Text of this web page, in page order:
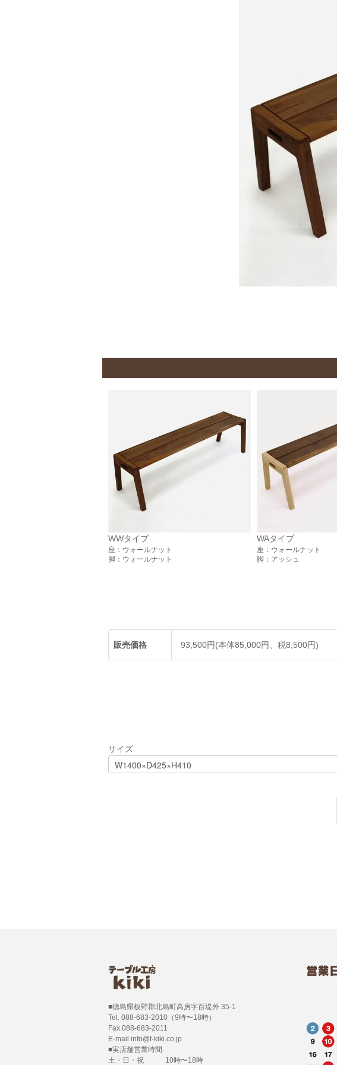
WWタイプ
座：ウォールナット
脚：ウォールナット
WAタイプ
座：ウォールナット
脚：アッシュ
販売価格 93,500円(本体85,000円、税8,500円)
サイズ
■徳島県板野郡北島町高房字百堤外 35-1
Tel. 088-683-2010（9時〜18時）
Fax.088-683-2011
E-mail info@t-kiki.co.jp
■実店舗営業時間
土・日・祝 10時〜18時